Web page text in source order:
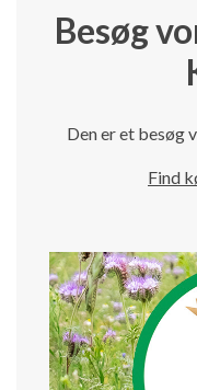
Besøg
Den er et besøg
Find